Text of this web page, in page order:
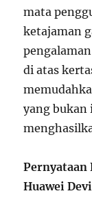
mata
ketajaman
di atas
yang
Pernyataan
Huawei